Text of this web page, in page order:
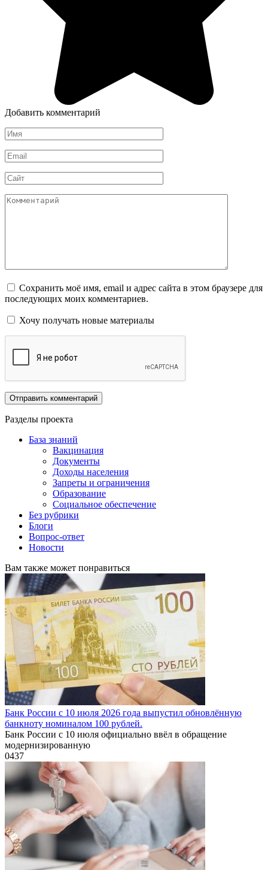
Добавить комментарий
Имя
*
Email
*
Сайт
Комментарий
Сохранить моё имя, email и адрес сайта в этом браузере для
последующих моих комментариев.
Хочу получать новые материалы
Разделы проекта
База знаний
Вакцинация
Документы
Доходы населения
Запреты и ограничения
Образование
Социальное обеспечение
Без рубрики
Блоги
Вопрос-ответ
Новости
Вам также может понравиться
Банк России с 10 июля 2026 года выпустил обновлённую
банкноту номиналом 100 рублей.
Банк России с 10 июля официально ввёл в обращение
модернизированную
0437